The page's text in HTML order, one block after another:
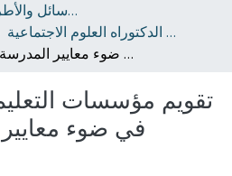
الرسائل والأطروحات الأكاديمية
الأطروحات الدكتوراه العلوم الاجتماعية
تقويم مؤسسات التعليم الثانوي بالجزائر في ضوء معايير المدرسة الفعالة
تقويم مؤسسات التعليم
في ضوء معايير